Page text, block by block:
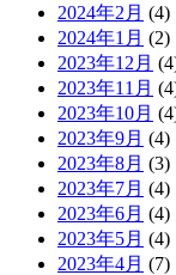
2024年2月 (4)
2024年1月 (2)
2023年12月
2023年11月
2023年10月
2023年9月 (4)
2023年8月 (3)
2023年7月 (4)
2023年6月 (4)
2023年5月 (4)
2023年4月 (7)